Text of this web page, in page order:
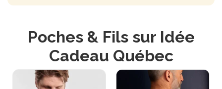
Poches & Fils sur Idée
Cadeau Québec